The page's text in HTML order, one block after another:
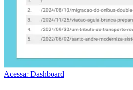
Acessar Dashboard